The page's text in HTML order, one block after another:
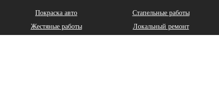
Покраска авто
Стапельные работы
Жестяные работы
Локальный ремонт